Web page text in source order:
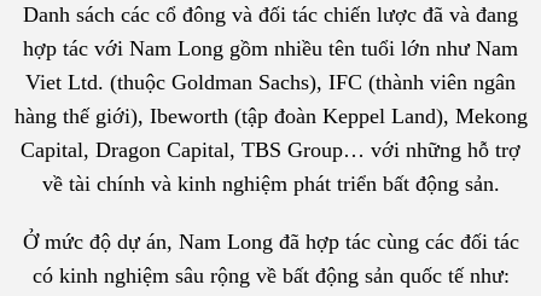
Danh sách các cổ đông và đối tác chiến lược đã và đang
hợp tác với Nam Long gồm nhiều tên tuổi lớn như Nam
Viet Ltd. (thuộc Goldman Sachs), IFC (thành viên ngân
hàng thế giới), Ibeworth (tập đoàn Keppel Land), Mekong
Capital, Dragon Capital, TBS Group… với những hỗ trợ
về tài chính và kinh nghiệm phát triển bất động sản.
Ở mức độ dự án, Nam Long đã hợp tác cùng các đối tác
có kinh nghiệm sâu rộng về bất động sản quốc tế như: